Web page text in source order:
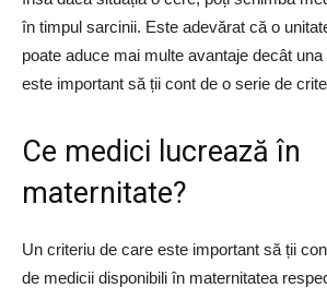
în timpul sarcinii. Este adevărat că o
poate aduce mai multe avantaje decât
este important să ții cont de o serie de
Ce medici lucrează în
maternitate?
Un criteriu de care este important să ții
de medicii disponibili în maternitatea